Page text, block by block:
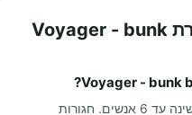
שאלות נפוצות על השכרת Voyager - bunk
הVoyager - bunk beds מאפשר שינה עד 6 אנשים. חגורות